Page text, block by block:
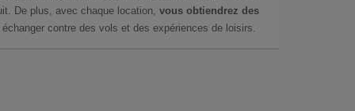
De plus, avec chaque location, vous obtiendrez des
contre des vols et des expériences de loisirs.